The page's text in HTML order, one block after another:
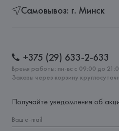
Самовывоз: г. Минск
+375 (29) 633-2-633
Время работы: пн-вс с 09:00 до
Заказы через корзину
Получайте уведомления об